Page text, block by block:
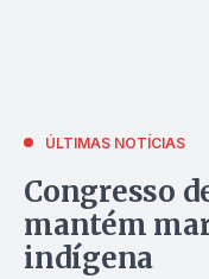
ÚLTIMAS NOTÍCIAS
Congresso
mantém
indígena